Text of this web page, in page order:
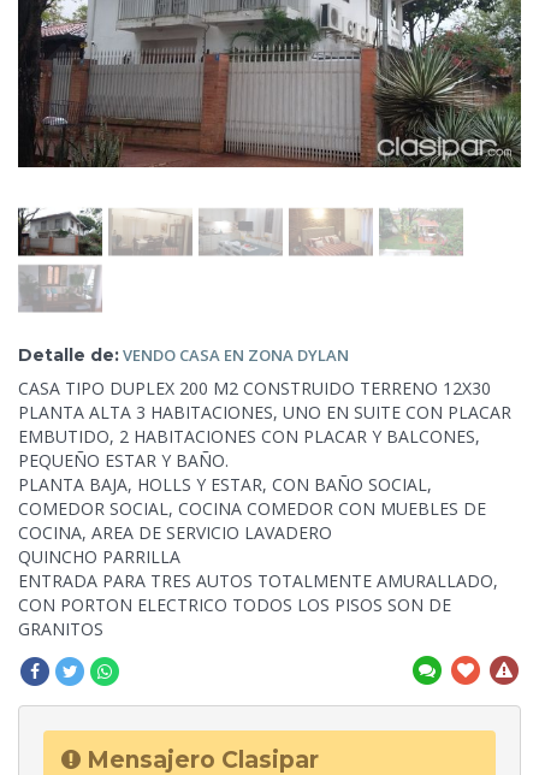
Detalle de:VENDO CASA EN ZONA DYLAN
CASA TIPO DUPLEX 200 M2 CONSTRUIDO TERRENO 12X30
PLANTA ALTA 3 HABITACIONES, UNO EN SUITE CON PLACAR
EMBUTIDO, 2 HABITACIONES CON PLACAR Y BALCONES,
PEQUEÑO ESTAR Y BAÑO.
PLANTA BAJA, HOLLS Y ESTAR, CON BAÑO SOCIAL,
COMEDOR SOCIAL, COCINA COMEDOR CON MUEBLES DE
COCINA, AREA DE SERVICIO LAVADERO
QUINCHO PARRILLA
ENTRADA PARA TRES AUTOS TOTALMENTE AMURALLADO,
CON PORTON ELECTRICO TODOS LOS PISOS SON DE
GRANITOS
Mensajero Clasipar